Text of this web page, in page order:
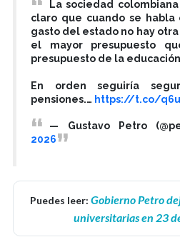
La sociedad
claro que cuando se
gasto del estado no hay
el mayor presupuesto
presupuesto de la
En orden seguiría
pensiones.… https://t.co/
— Gustavo Petro
2026
Puedes leer: Gobierno Petro
universitarias en 23